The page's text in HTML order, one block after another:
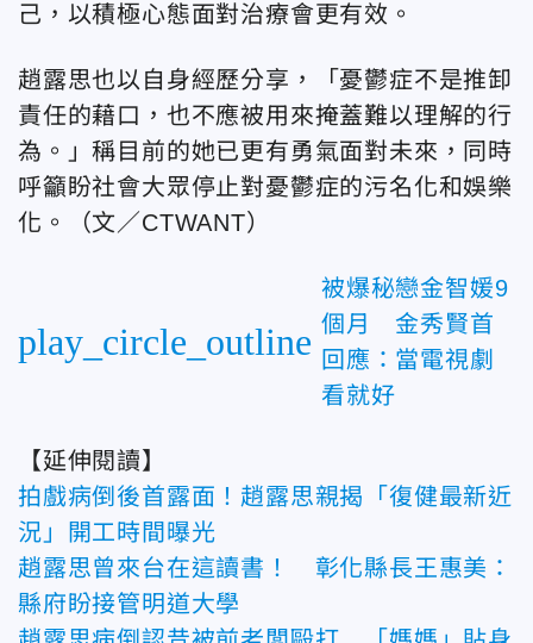
己，以積極心態面對治療會更有效。
趙露思也以自身經歷分享，「憂鬱症不是推卸
責任的藉口，也不應被用來掩蓋難以理解的行
為。」稱目前的她已更有勇氣面對未來，同時
呼籲盼社會大眾停止對憂鬱症的污名化和娛樂
化。（文／CTWANT）
play_circle_outline
被爆秘戀金智媛9
個月 金秀賢首
回應：當電視劇
看就好
【延伸閱讀】
拍戲病倒後首露面！趙露思親揭「復健最新近
況」開工時間曝光
趙露思曾來台在這讀書！ 彰化縣長王惠美：
縣府盼接管明道大學